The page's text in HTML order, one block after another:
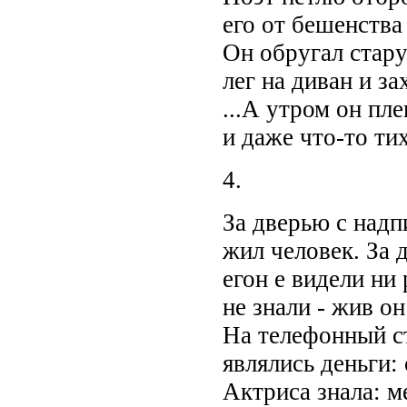
его от
Он обругал
лег на диван и
...А утром он
и даже что-то
4.
За дверью с
жил человек. За
егон е видели ни
не знали - жив
На телефонный
являлись деньги:
Актриса знала: